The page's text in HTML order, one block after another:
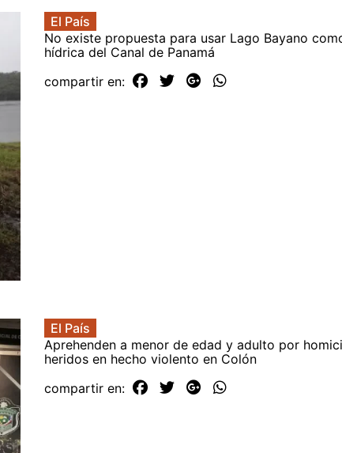
El País
No existe propuesta para usar Lago Bayano
hídrica del Canal de Panamá
compartir en:
El País
Aprehenden a menor de edad y adulto por
heridos en hecho violento en Colón
compartir en: